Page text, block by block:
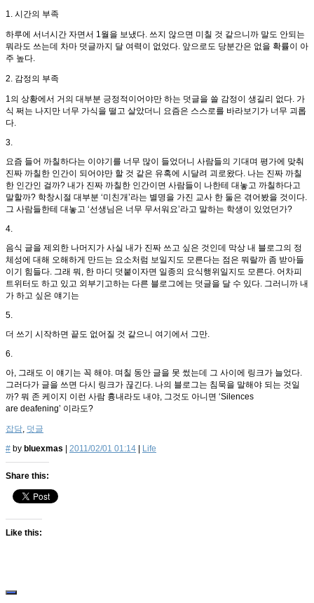
1. 시간의 부족
하루에 서너시간 자면서 1월을 보냈다. 쓰지 않으면 미칠 것 같으니까 말도 안되는
뭐라도 쓰는데 차마 덧글까지 달 여력이 없었다. 앞으로도 당분간은 없을 확률이 아
주 높다.
2. 감정의 부족
1의 상황에서 거의 대부분 긍정적이어야만 하는 덧글을 쓸 감정이 생길리 없다. 가
식 쩌는 나지만 너무 가식을 떨고 살았더니 요즘은 스스로를 바라보기가 너무 괴롭
다.
3.
요즘 들어 까칠하다는 이야기를 너무 많이 들었더니 사람들의 기대며 평가에 맞춰
진짜 까칠한 인간이 되어야만 할 것 같은 유혹에 시달려 괴로왔다. 나는 진짜 까칠
한 인간인 걸까? 내가 진짜 까칠한 인간이면 사람들이 나한테 대놓고 까칠하다고
말할까? 학창시절 대부분 ‘미친개’라는 별명을 가진 교사 한 둘은 겪어봤을 것이다.
그 사람들한테 대놓고 ‘선생님은 너무 무서워요’라고 말하는 학생이 있었던가?
4.
음식 글을 제외한 나머지가 사실 내가 진짜 쓰고 싶은 것인데 막상 내 블로그의 정
체성에 대해 오해하게 만드는 요소처럼 보일지도 모른다는 점은 뭐랄까 좀 받아들
이기 힘들다. 그래 뭐, 한 마디 덧붙이자면 일종의 요식행위일지도 모른다. 어차피
트위터도 하고 있고 외부기고하는 다른 블로그에는 덧글을 달 수 있다. 그러니까 내
가 하고 싶은 얘기는
5.
더 쓰기 시작하면 끝도 없어질 것 같으니 여기에서 그만.
6.
아, 그래도 이 얘기는 꼭 해야. 며칠 동안 글을 못 썼는데 그 사이에 링크가 늘었다.
그러다가 글을 쓰면 다시 링크가 끊긴다. 나의 블로그는 침묵을 말해야 되는 것일
까? 뭐 존 케이지 이런 사람 흉내라도 내야, 그것도 아니면 ‘Silences
are deafening’ 이라도?
잡담, 덧글
# by bluexmas 2011/02/01 01:14 Life
Share this:
Like this: